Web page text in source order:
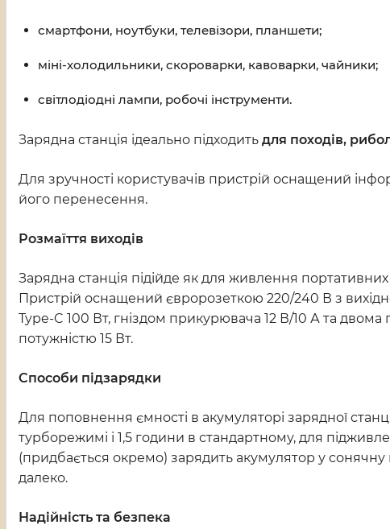
смартфони, ноутбуки, телевізори, планшети;
міні-холодильники, скороварки, кавоварки, чайники;
світлодіодні лампи, робочі інструменти.
Зарядна станція ідеально підходить для походів,
Для зручності користувачів пристрій оснащений
його перенесення.
Розмаїття виходів
Зарядна станція підійде як для живлення
Пристрій оснащений євророзеткою 220/240 В з
Type-C 100 Вт, гніздом прикурювача 12 В/10 А та
потужністю 15 Вт.
Способи підзарядки
Для поповнення ємності в акумуляторі зарядної
турборежимі і 1,5 години в стандартному, для
(придбається окремо) зарядить акумулятор у сонячну
далеко.
Надійність та безпека